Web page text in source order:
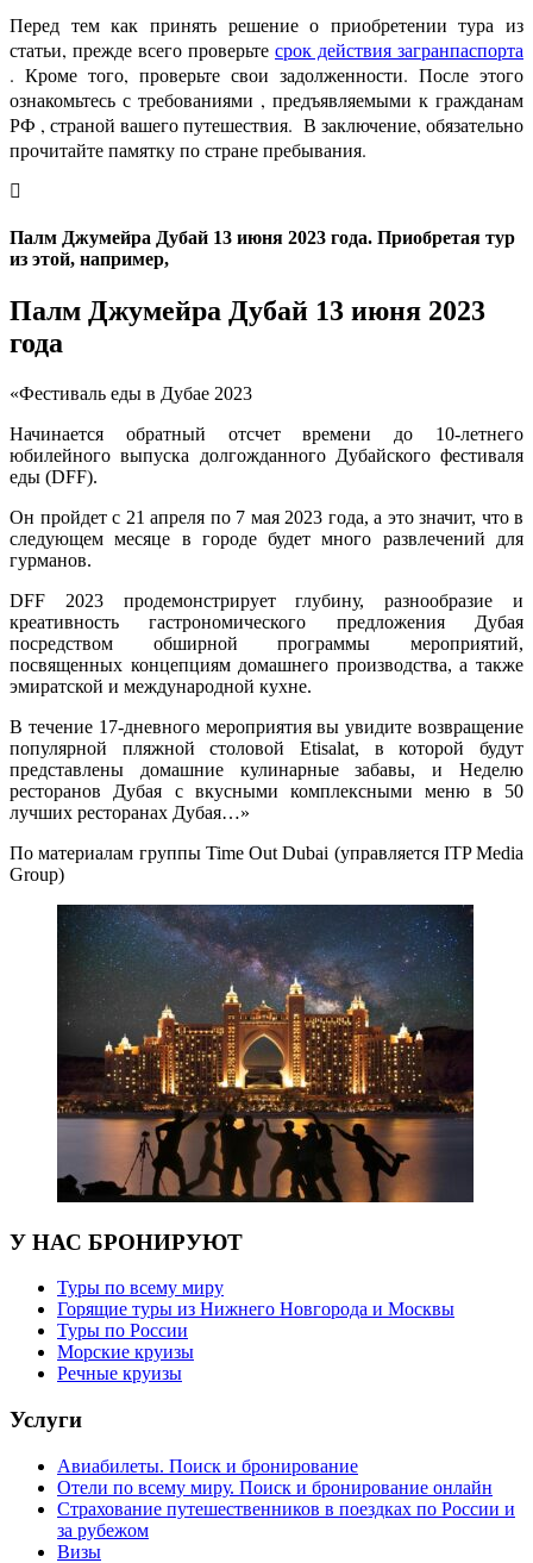
Перед тем как принять решение о приобретении тура из
статьи, прежде всего проверьте срок действия загранпаспорта
. Кроме того, проверьте свои задолженности. После этого
ознакомьтесь с требованиями , предъявляемыми к гражданам
РФ , страной вашего путешествия. В заключение, обязательно
прочитайте памятку по стране пребывания.
Палм Джумейра Дубай 13 июня 2023 года. Приобретая тур
из этой, например,
Палм Джумейра Дубай 13 июня 2023
года
«Фестиваль еды в Дубае 2023
Начинается обратный отсчет времени до 10-летнего
юбилейного выпуска долгожданного Дубайского фестиваля
еды (DFF).
Он пройдет с 21 апреля по 7 мая 2023 года, а это значит, что в
следующем месяце в городе будет много развлечений для
гурманов.
DFF 2023 продемонстрирует глубину, разнообразие и
креативность гастрономического предложения Дубая
посредством обширной программы мероприятий,
посвященных концепциям домашнего производства, а также
эмиратской и международной кухне.
В течение 17-дневного мероприятия вы увидите возвращение
популярной пляжной столовой Etisalat, в которой будут
представлены домашние кулинарные забавы, и Неделю
ресторанов Дубая с вкусными комплексными меню в 50
лучших ресторанах Дубая…»
По материалам группы Time Out Dubai (управляется ITP Media
Group)
У НАС БРОНИРУЮТ
Туры по всему миру
Горящие туры из Нижнего Новгорода и Москвы
Туры по России
Морские круизы
Речные круизы
Услуги
Авиабилеты. Поиск и бронирование
Отели по всему миру. Поиск и бронирование онлайн
Страхование путешественников в поездках по России и
за рубежом
Визы